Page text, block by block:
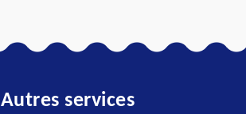
Autres services